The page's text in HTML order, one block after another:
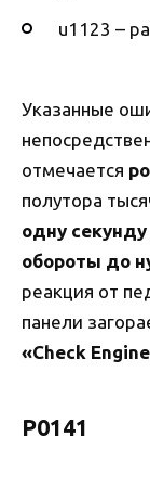
u1123 –
Указанные
отмечается
полутора
одну секунду
обороты до
реакция от
панели
«Check
Р0141